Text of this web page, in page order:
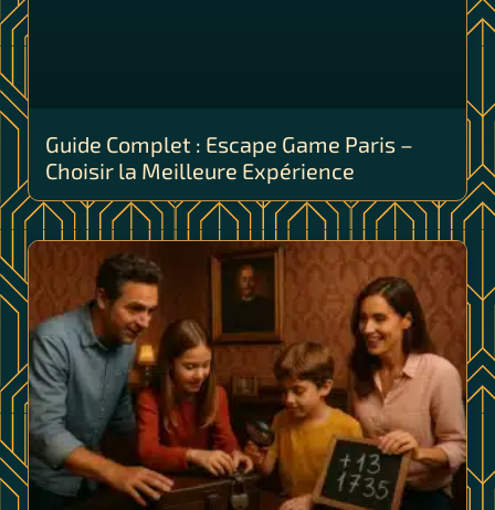
Guide Complet : Escape Game Paris –
Choisir la Meilleure Expérience